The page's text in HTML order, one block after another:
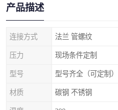
产品描述
连接方式 法兰 管螺纹
压力 现场条件定制
型号 型号齐全（可定制）
材质 碳钢 不锈钢